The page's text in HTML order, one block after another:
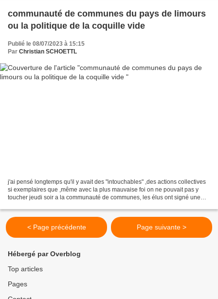
communauté de communes du pays de limours
ou la politique de la coquille vide
Publié le 08/07/2023 à 15:15
Par Christian SCHOETTL
j'ai pensé longtemps qu'il y avait des "intouchables" ,des actions collectives
si exemplaires que ,même avec la plus mauvaise foi on ne pouvait pas y
toucher jeudi soir a la communauté de communes, les élus ont signé une
< Page précédente Page suivante >
Hébergé par Overblog
Top articles
Pages